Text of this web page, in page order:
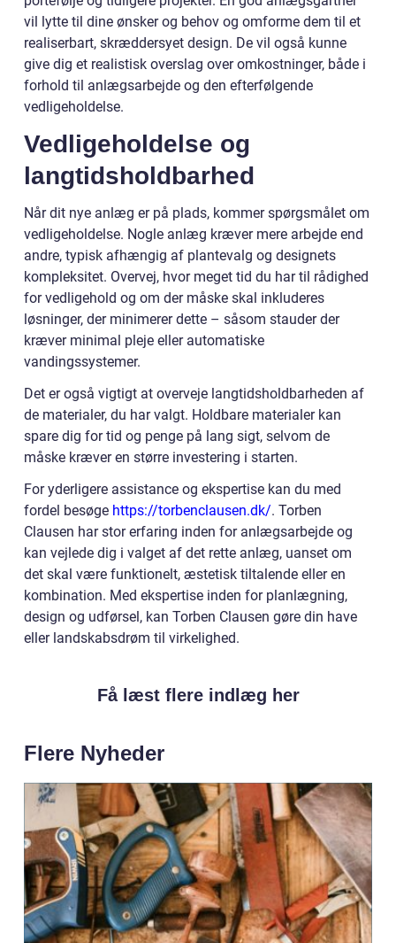
vil lytte til dine ønsker og behov og omforme dem til et
realiserbart, skræddersyet design. De vil også kunne
give dig et realistisk overslag over omkostninger, både i
forhold til anlægsarbejde og den efterfølgende
vedligeholdelse.
Vedligeholdelse og
langtidsholdbarhed
Når dit nye anlæg er på plads, kommer spørgsmålet om
vedligeholdelse. Nogle anlæg kræver mere arbejde end
andre, typisk afhængig af plantevalg og designets
kompleksitet. Overvej, hvor meget tid du har til rådighed
for vedligehold og om der måske skal inkluderes
løsninger, der minimerer dette – såsom stauder der
kræver minimal pleje eller automatiske
vandingssystemer.
Det er også vigtigt at overveje langtidsholdbarheden af
de materialer, du har valgt. Holdbare materialer kan
spare dig for tid og penge på lang sigt, selvom de
måske kræver en større investering i starten.
For yderligere assistance og ekspertise kan du med
fordel besøge https://torbenclausen.dk/. Torben
Clausen har stor erfaring inden for anlægsarbejde og
kan vejlede dig i valget af det rette anlæg, uanset om
det skal være funktionelt, æstetisk tiltalende eller en
kombination. Med ekspertise inden for planlægning,
design og udførsel, kan Torben Clausen gøre din have
eller landskabsdrøm til virkelighed.
Få læst flere indlæg her
Flere Nyheder